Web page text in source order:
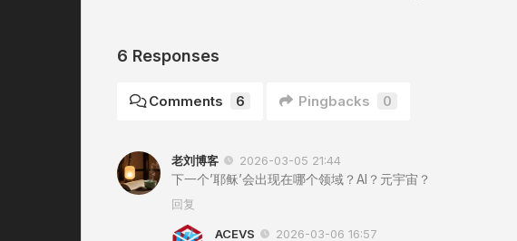
6 Responses
Comments 6 Pingbacks 0
老刘博客 2026-03-05 21:44
下一个’耶稣’会出现在哪个领域？AI？元宇宙？
回复
ACEVS 2026-03-06 16:57